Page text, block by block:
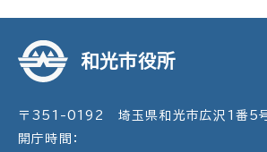
和光市役所
〒351-0192 埼玉県和光市広沢1番5
開庁時間：